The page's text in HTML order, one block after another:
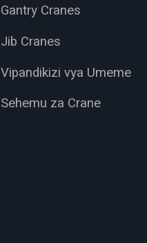
Gantry Cranes
Jib Cranes
Vipandikizi vya Umeme
Sehemu za Crane